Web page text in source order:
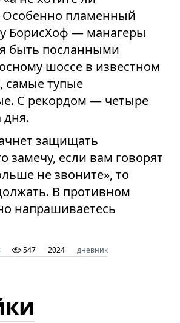
Особенно пламенный
БорисХоф — манагеры
быть посланными
шоссе в известном
самые тупые
С рекордом — четыре
дня.
защищать
замечу, если вам говорят
не звоните», то
В противном
напрашиваетесь
547 2024 дневник